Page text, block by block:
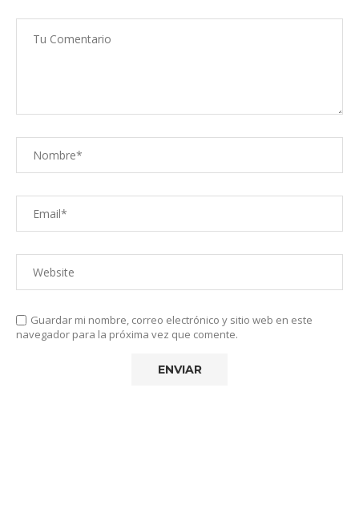
Guardar mi nombre, correo electrónico y sitio web en este
navegador para la próxima vez que comente.